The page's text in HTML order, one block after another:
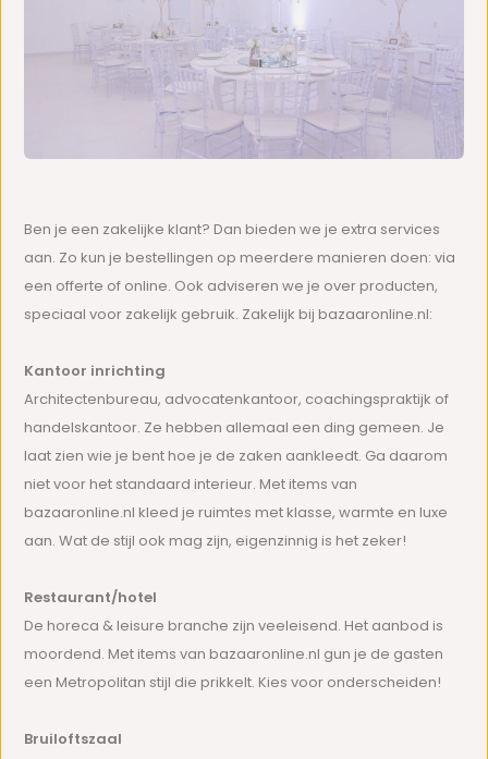
Ben je een zakelijke klant? Dan bieden we je extra services
aan. Zo kun je bestellingen op meerdere manieren doen: via
een offerte of online. Ook adviseren we je over producten,
speciaal voor zakelijk gebruik. Zakelijk bij bazaaronline.nl:
Kantoor inrichting
Architectenbureau, advocatenkantoor, coachingspraktijk of
handelskantoor. Ze hebben allemaal een ding gemeen. Je
laat zien wie je bent hoe je de zaken aankleedt. Ga daarom
niet voor het standaard interieur. Met items van
bazaaronline.nl kleed je ruimtes met klasse, warmte en luxe
aan. Wat de stijl ook mag zijn, eigenzinnig is het zeker!
Restaurant/hotel
De horeca & leisure branche zijn veeleisend. Het aanbod is
moordend. Met items van bazaaronline.nl gun je de gasten
een Metropolitan stijl die prikkelt. Kies voor onderscheiden!
Bruiloftszaal